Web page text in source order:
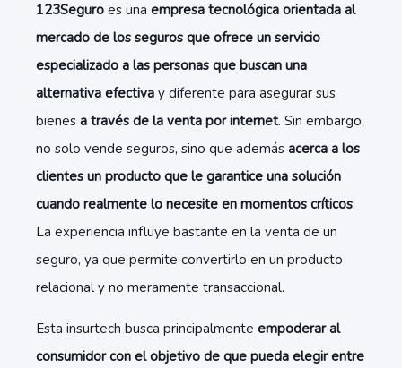
123Seguro es una empresa tecnológica orientada al
mercado de los seguros que ofrece un servicio
especializado a las personas que buscan una
alternativa efectiva y diferente para asegurar sus
bienes a través de la venta por internet. Sin embargo,
no solo vende seguros, sino que además acerca a los
clientes un producto que le garantice una solución
cuando realmente lo necesite en momentos críticos.
La experiencia influye bastante en la venta de un
seguro, ya que permite convertirlo en un producto
relacional y no meramente transaccional.
Esta insurtech busca principalmente empoderar al
consumidor con el objetivo de que pueda elegir entre